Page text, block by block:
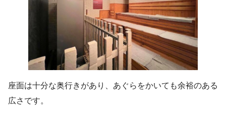
座面は十分な奥行きがあり、あぐらをかいても余裕のある
広さです。